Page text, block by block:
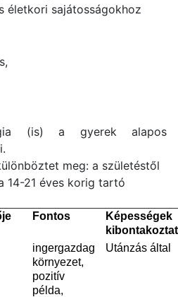
életkori sajátosságokhoz
(is) a gyerek alapos
meg: a születéstől
14-21 éves korig tartó
Fontos
Képességek
ingergazdag
környezet,
pozitív
példa,
Utánzás által